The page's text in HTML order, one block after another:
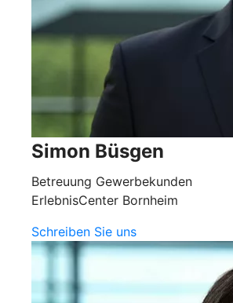
Simon Büsgen
Betreuung Gewerbekunden
ErlebnisCenter Bornheim
Schreiben Sie uns